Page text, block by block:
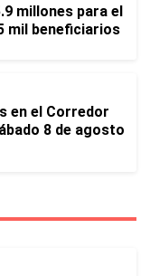
millones para el
mil beneficiarios
en el Corredor
8 de agosto